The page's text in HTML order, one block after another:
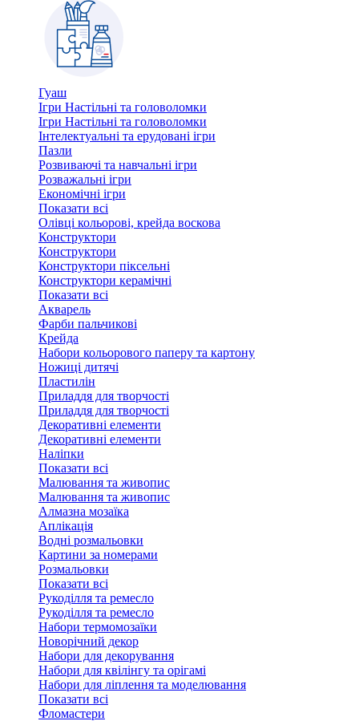
Гуаш
Ігри Настільні та головоломки
Ігри Настільні та головоломки
Інтелектуальні та ерудовані ігри
Пазли
Розвиваючі та навчальні ігри
Розважальні ігри
Економічні ігри
Показати всі
Олівці кольорові, крейда воскова
Конструктори
Конструктори
Конструктори піксельні
Конструктори керамічні
Показати всі
Акварель
Фарби пальчикові
Крейда
Набори кольорового паперу та картону
Ножиці дитячі
Пластилін
Приладдя для творчості
Приладдя для творчості
Декоративні елементи
Декоративні елементи
Налiпки
Показати всі
Малювання та живопис
Малювання та живопис
Алмазна мозаїка
Аплікація
Водні розмальовки
Картини за номерами
Розмальовки
Показати всі
Рукоділля та ремесло
Рукоділля та ремесло
Набори термомозаїки
Новорічний декор
Набори для декорування
Набори для квілінгу та орігамі
Набори для ліплення та моделювання
Показати всі
Фломастери